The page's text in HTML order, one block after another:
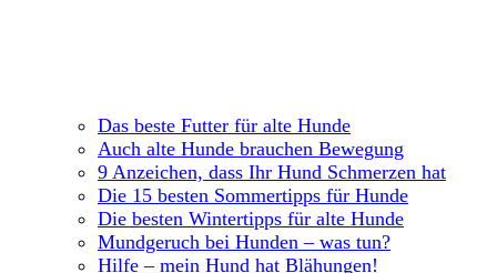
Das beste Futter für alte Hunde
Auch alte Hunde brauchen Bewegung
9 Anzeichen, dass Ihr Hund Schmerzen hat
Die 15 besten Sommertipps für Hunde
Die besten Wintertipps für alte Hunde
Mundgeruch bei Hunden – was tun?
Hilfe – mein Hund hat Blähungen!